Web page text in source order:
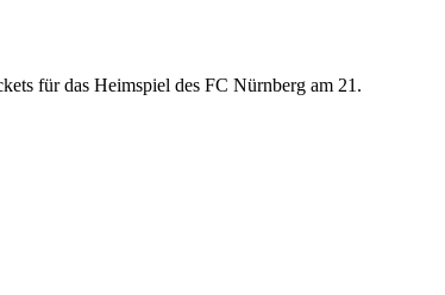
für das Heimspiel des FC Nürnberg am 21.